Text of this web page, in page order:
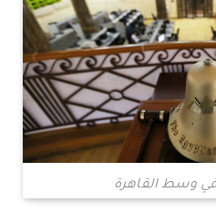
وسط القاهرة